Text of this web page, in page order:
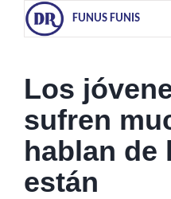
FUNUS FUNIS
Los
sufren
hablan de
están